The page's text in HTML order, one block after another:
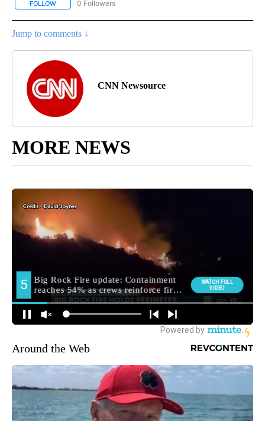
FOLLOW FOLLOW "CNN-SPANISH" TO RECEIVE NOTIFICATIONS ABOUT
0 Followers
Jump to comments ↓
CNN Newsource
MORE NEWS
Around the Web